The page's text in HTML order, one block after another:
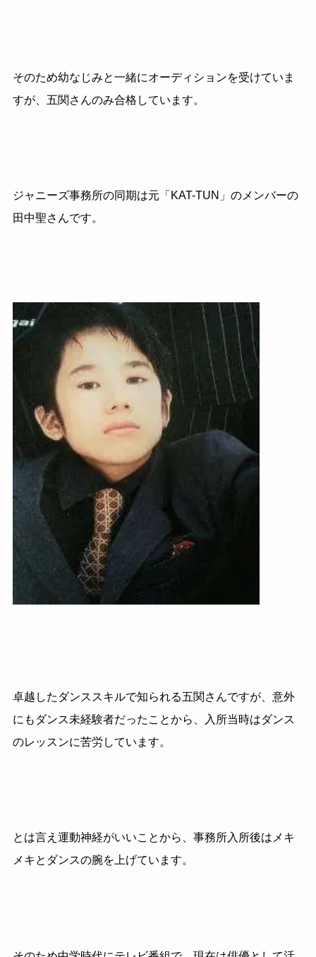
そのため幼なじみと一緒にオーディションを受けていま
すが、五関さんのみ合格しています。
ジャニーズ事務所の同期は元「KAT-TUN」のメンバーの
田中聖さんです。
卓越したダンススキルで知られる五関さんですが、意外
にもダンス未経験者だったことから、入所当時はダンス
のレッスンに苦労しています。
とは言え運動神経がいいことから、事務所入所後はメキ
メキとダンスの腕を上げています。